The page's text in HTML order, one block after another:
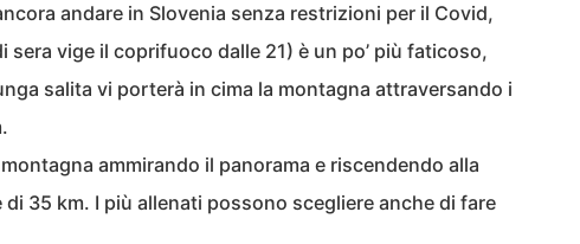
andare in Slovenia senza restrizioni per il Covid,
sera vige il coprifuoco dalle 21) è un po’ più faticoso,
salita vi porterà in cima la montagna attraversando i
ammirando il panorama e riscendendo alla
35 km. I più allenati possono scegliere anche di fare